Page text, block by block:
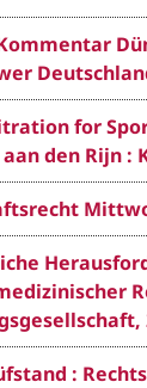
for
den Rijn
: